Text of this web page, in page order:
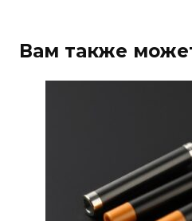
Вам также